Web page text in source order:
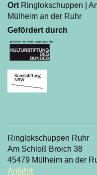
Ort Ringlokschuppen |
Mülheim an der Ruhr
Gefördert durch
Ringlokschuppen Ruhr
Am Schloß Broich 38
45479 Mülheim an der
Anfahrt